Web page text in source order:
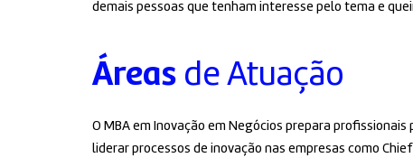
demais pessoas que tenham interesse pelo tema e
Áreas de Atuação
O MBA em Inovação em Negócios prepara
liderar processos de inovação nas empresas como